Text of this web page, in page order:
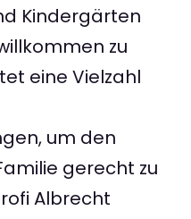
Kindergärten
zu
eine Vielzahl
um den
gerecht zu
Albrecht